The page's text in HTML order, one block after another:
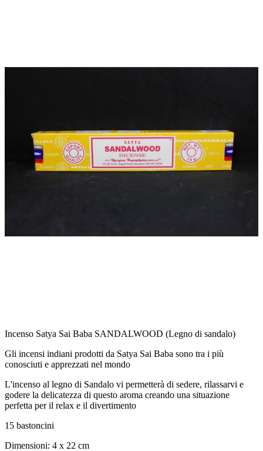
Incenso Satya Sai Baba SANDALWOOD (Legno di sandalo)
Gli incensi indiani prodotti da Satya Sai Baba sono tra i più
conosciuti e apprezzati nel mondo
L'incenso al legno di Sandalo vi permetterà di sedere, rilassarvi e
godere la delicatezza di questo aroma creando una situazione
perfetta per il relax e il divertimento
15 bastoncini
Dimensioni: 4 x 22 cm